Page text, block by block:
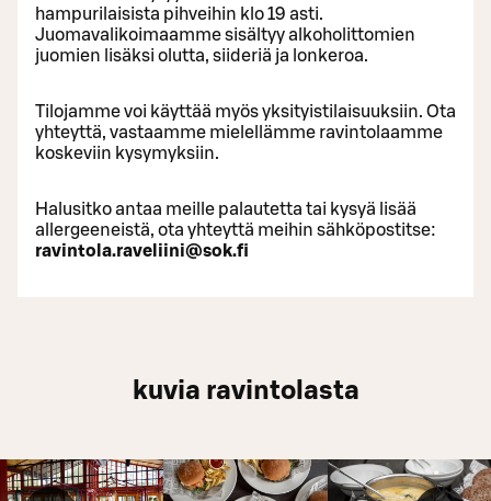
hampurilaisista pihveihin klo 19 asti.
Juomavalikoimaamme sisältyy alkoholittomien
juomien lisäksi olutta, siideriä ja lonkeroa.
Tilojamme voi käyttää myös yksityistilaisuuksiin. Ota
yhteyttä, vastaamme mielellämme ravintolaamme
koskeviin kysymyksiin.
Halusitko antaa meille palautetta tai kysyä lisää
allergeeneistä, ota yhteyttä meihin sähköpostitse:
ravintola.raveliini@sok.fi
kuvia ravintolasta